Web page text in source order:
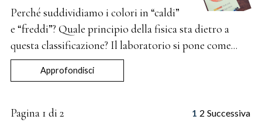
Perché suddividiamo i colori in “caldi”
e “freddi”? Quale principio della fisica sta dietro a
questa classificazione? Il laboratorio si pone come...
Approfondisci
Pagina 1 di 2 1 2 Successiva